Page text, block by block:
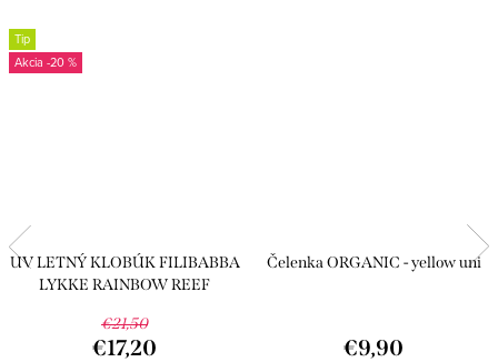
Tip
-20 %
UV LETNÝ KLOBÚK FILIBABBA
LYKKE RAINBOW REEF
€21,50
€17,20
Čelenka ORGANIC - yellow uni
€9,90